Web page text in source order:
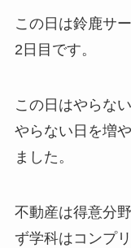
この日は鈴鹿サ
2日目です。
この日はやらな
やらない日を増
ました。
不動産は得意分
ず学科はコンプリ